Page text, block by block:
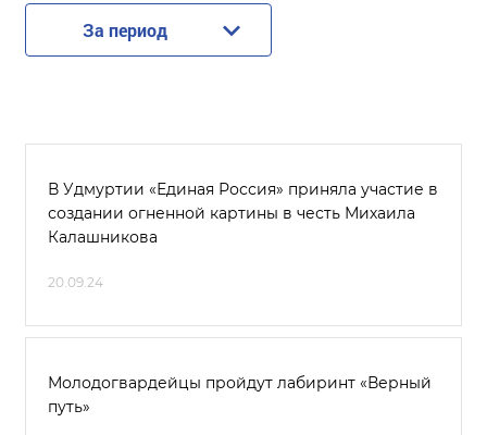
За период
В Удмуртии «Единая Россия» приняла участие в
создании огненной картины в честь Михаила
Калашникова
20.09.24
Молодогвардейцы пройдут лабиринт «Верный
путь»